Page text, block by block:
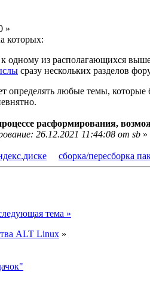
»
которых:
одному из располагающихся
сразу нескольких разделов
определять любые темы,
расформирования,
26.12.2021 11:44:08 от sb »
сборка/пересборка
тема »
ALT Linux »